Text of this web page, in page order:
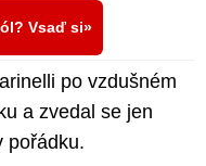
Vsaď si
po vzdušném
a zvedal se jen
pořádku.